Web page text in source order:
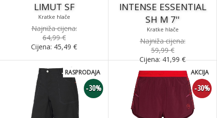
LIMUT SF
Kratke hlače
Najniža cijena:
64,99 €
Cijena: 45,49 €
INTENSE ESSENTIAL
SH M 7''
Kratke hlače
Najniža cijena:
59,99 €
Cijena:41,99€
-30%
RASPRODAJA
-30%
AKCIJA